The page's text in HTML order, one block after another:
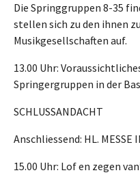
Die Springgruppen 8-35
stellen sich zu den ihnen
Musikgesellschaften auf.
13.00 Uhr:
Springergruppen in der
SCHLUSSANDACHT
Anschliessend: HL. MESSE
15.00 Uhr: Lof en zegen